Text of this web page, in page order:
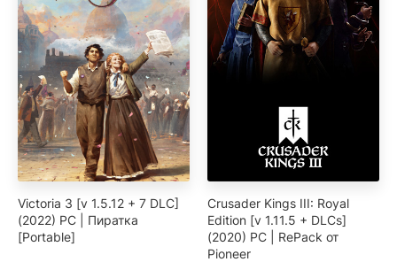
Victoria 3 [v 1.5.12 + 7 DLC]
(2022) PC | Пиратка
[Portable]
Crusader Kings III: Royal
Edition [v 1.11.5 + DLCs]
(2020) PC | RePack от
Pioneer